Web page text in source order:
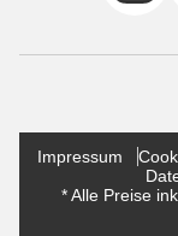
Impressum
* Alle Preise